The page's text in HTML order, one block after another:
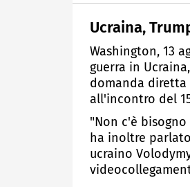
Ucraina,
Washington, 13
guerra in
domanda diretta
all'incontro del
"Non c'è
ha inoltre
ucraino